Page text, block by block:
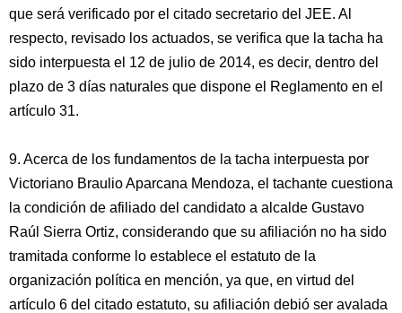
que será verificado por el citado secretario del JEE. Al
respecto, revisado los actuados, se verifica que la tacha ha
sido interpuesta el 12 de julio de 2014, es decir, dentro del
plazo de 3 días naturales que dispone el Reglamento en el
artículo 31.
9. Acerca de los fundamentos de la tacha interpuesta por
Victoriano Braulio Aparcana Mendoza, el tachante cuestiona
la condición de afiliado del candidato a alcalde Gustavo
Raúl Sierra Ortiz, considerando que su afiliación no ha sido
tramitada conforme lo establece el estatuto de la
organización política en mención, ya que, en virtud del
artículo 6 del citado estatuto, su afiliación debió ser avalada